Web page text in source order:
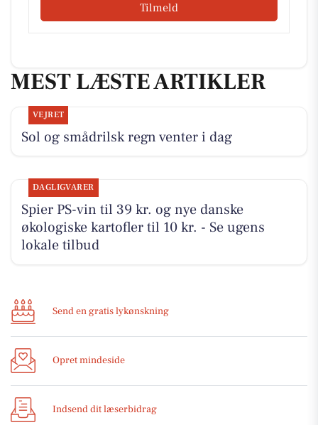
Tilmeld
MEST LÆSTE ARTIKLER
VEJRET
Sol og smådrilsk regn venter i dag
DAGLIGVARER
Spier PS-vin til 39 kr. og nye danske
økologiske kartofler til 10 kr. - Se ugens
lokale tilbud
Send en gratis lykønskning
Opret mindeside
Indsend dit læserbidrag